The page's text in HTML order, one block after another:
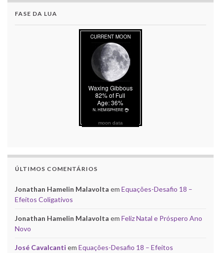
FASE DA LUA
moon data
ÚLTIMOS COMENTÁRIOS
Jonathan Hamelin Malavolta em Equações-Desafio 18 –
Efeitos Coligativos
Jonathan Hamelin Malavolta em Feliz Natal e Próspero Ano
Novo
José Cavalcanti em Equações-Desafio 18 – Efeitos